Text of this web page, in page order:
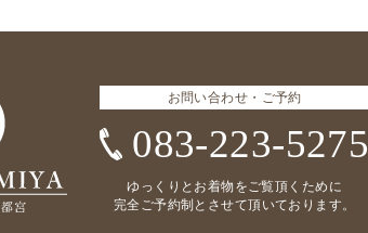
お問い合わせ・ご予約
083-223-5275
ゆっくりとお着物をご覧頂くために
完全ご予約制とさせて頂いております。